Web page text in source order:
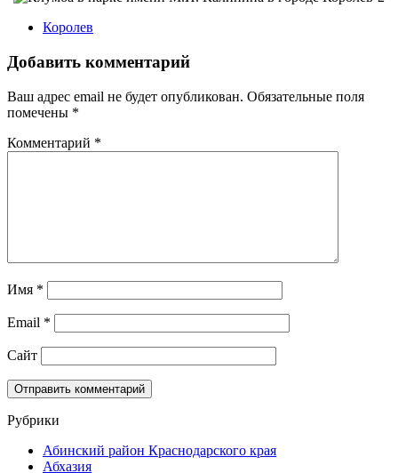
Королев
Добавить комментарий
Ваш адрес email не будет опубликован. Обязательные поля
помечены *
Комментарий *
Имя *
Email *
Сайт
Рубрики
Абинский район Краснодарского края
Абхазия